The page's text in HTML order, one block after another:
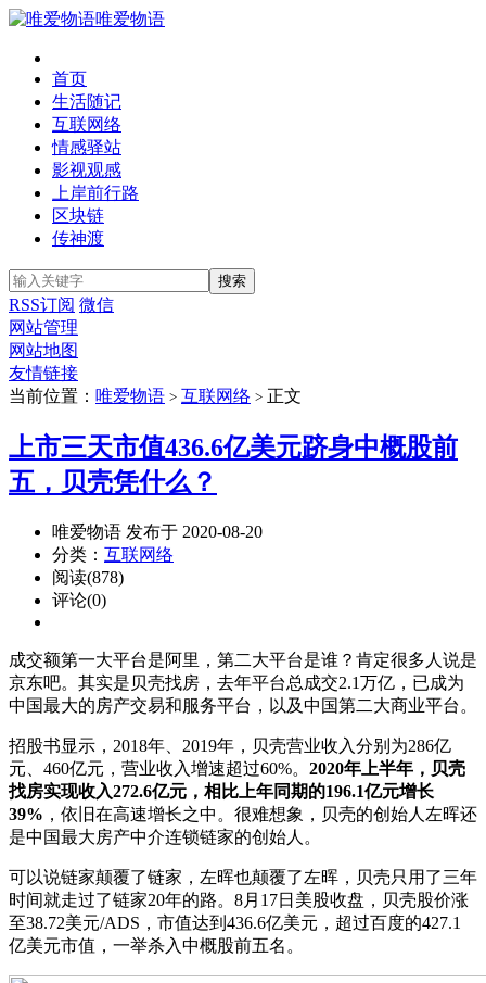
唯爱物语
首页
生活随记
互联网络
情感驿站
影视观感
上岸前行路
区块链
传神渡
RSS订阅 微信
网站管理
网站地图
友情链接
当前位置： 唯爱物语 > 互联网络 > 正文
上市三天市值436.6亿美元跻身中概股前
五，贝壳凭什么？
唯爱物语 发布于 2020-08-20
分类： 互联网络
阅读(878)
评论(0)
成交额第一大平台是阿里，第二大平台是谁？肯定很多人说是
京东吧。其实是贝壳找房，去年平台总成交2.1万亿，已成为
中国最大的房产交易和服务平台，以及中国第二大商业平台。
招股书显示，2018年、2019年，贝壳营业收入分别为286亿
元、460亿元，营业收入增速超过60%。 2020年上半年，贝壳
找房实现收入272.6亿元，相比上年同期的196.1亿元增长
39% ，依旧在高速增长之中。很难想象，贝壳的创始人左晖还
是中国最大房产中介连锁链家的创始人。
可以说链家颠覆了链家，左晖也颠覆了左晖，贝壳只用了三年
时间就走过了链家20年的路。8月17日美股收盘，贝壳股价涨
至38.72美元/ADS，市值达到436.6亿美元，超过百度的427.1
亿美元市值，一举杀入中概股前五名。